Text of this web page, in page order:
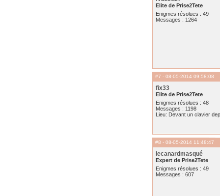
Elite de Prise2Tete
Enigmes résolues : 49
Messages : 1264
#7 - 08-05-2014 09:58:08
fix33
Elite de Prise2Tete
Enigmes résolues : 48
Messages : 1198
Lieu: Devant un clavier
#8 - 08-05-2014 11:48:47
lecanardmasqué
Expert de Prise2Tete
Enigmes résolues : 49
Messages : 607